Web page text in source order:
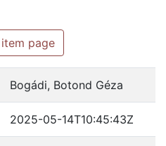
page
Bogádi, Botond Géza
2025-05-14T10:45:43Z